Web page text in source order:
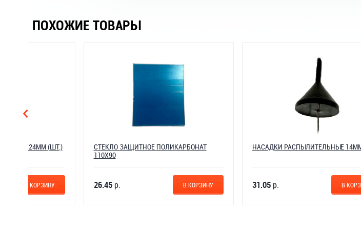
ПОХОЖИЕ ТОВАРЫ
СТЕКЛО ЗАЩИТНОЕ ПОЛИКАРБОНАТ
26.45
НАСАДКИ РАСПЫЛИТЕЛЬНЫЕ 14ММ (ШТ.)
31.05